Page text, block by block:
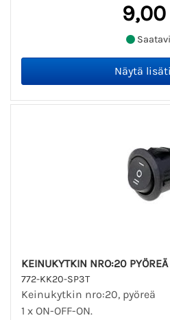
KEINUKYTKIN NRO:20 PYÖREÄ
772-KK20-SP3T
Keinukytkin nro:20, pyöreä
1 x ON-OFF-ON.